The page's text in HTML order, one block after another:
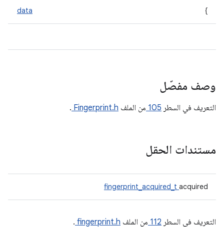
}
data
وصف مفصّل
التعريف في السطر 105 من الملف Fingerprint.h
.
مستندات الحقل
fingerprint_acquired_t acquired
التعريف في السطر 112 من الملف fingerprint.h
.